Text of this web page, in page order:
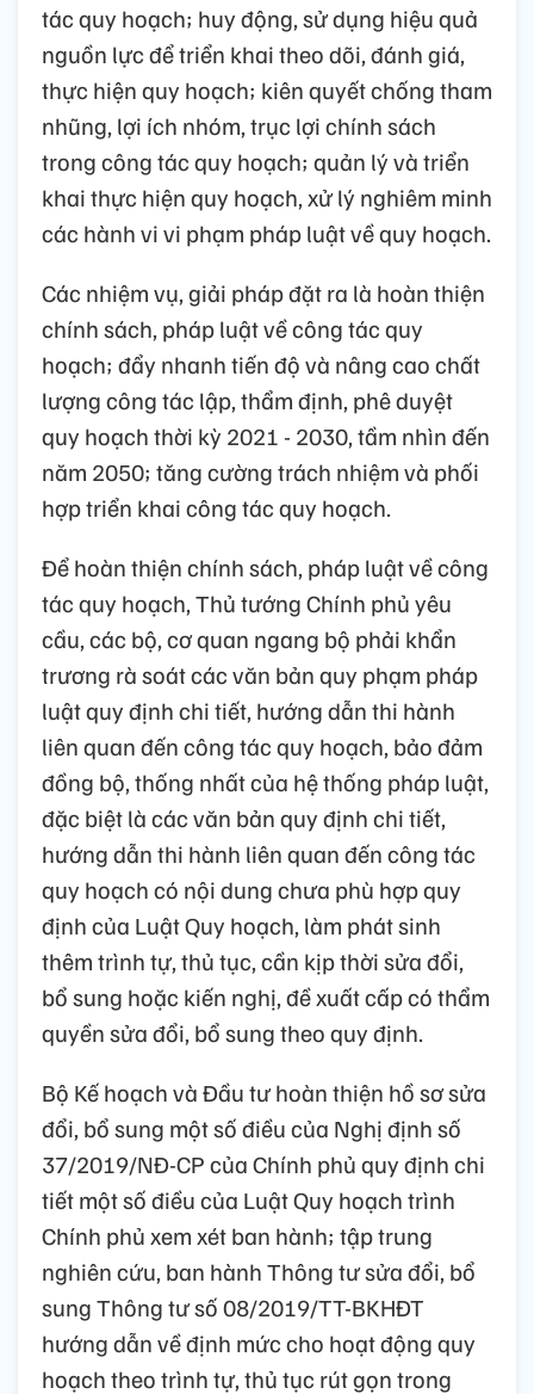
tác quy hoạch; huy động, sử dụng hiệu quả
nguồn lực để triển khai theo dõi, đánh giá,
thực hiện quy hoạch; kiên quyết chống tham
nhũng, lợi ích nhóm, trục lợi chính sách
trong công tác quy hoạch; quản lý và triển
khai thực hiện quy hoạch, xử lý nghiêm minh
các hành vi vi phạm pháp luật về quy hoạch.
Các nhiệm vụ, giải pháp đặt ra là hoàn thiện
chính sách, pháp luật về công tác quy
hoạch; đẩy nhanh tiến độ và nâng cao chất
lượng công tác lập, thẩm định, phê duyệt
quy hoạch thời kỳ 2021 - 2030, tầm nhìn đến
năm 2050; tăng cường trách nhiệm và phối
hợp triển khai công tác quy hoạch.
Để hoàn thiện chính sách, pháp luật về công
tác quy hoạch, Thủ tướng Chính phủ yêu
cầu, các bộ, cơ quan ngang bộ phải khẩn
trương rà soát các văn bản quy phạm pháp
luật quy định chi tiết, hướng dẫn thi hành
liên quan đến công tác quy hoạch, bảo đảm
đồng bộ, thống nhất của hệ thống pháp luật,
đặc biệt là các văn bản quy định chi tiết,
hướng dẫn thi hành liên quan đến công tác
quy hoạch có nội dung chưa phù hợp quy
định của Luật Quy hoạch, làm phát sinh
thêm trình tự, thủ tục, cần kịp thời sửa đổi,
bổ sung hoặc kiến nghị, đề xuất cấp có thẩm
quyền sửa đổi, bổ sung theo quy định.
Bộ Kế hoạch và Đầu tư hoàn thiện hồ sơ sửa
đổi, bổ sung một số điều của Nghị định số
37/2019/NĐ-CP của Chính phủ quy định chi
tiết một số điều của Luật Quy hoạch trình
Chính phủ xem xét ban hành; tập trung
nghiên cứu, ban hành Thông tư sửa đổi, bổ
sung Thông tư số 08/2019/TT-BKHĐT
hướng dẫn về định mức cho hoạt động quy
hoạch theo trình tự, thủ tục rút gọn trong